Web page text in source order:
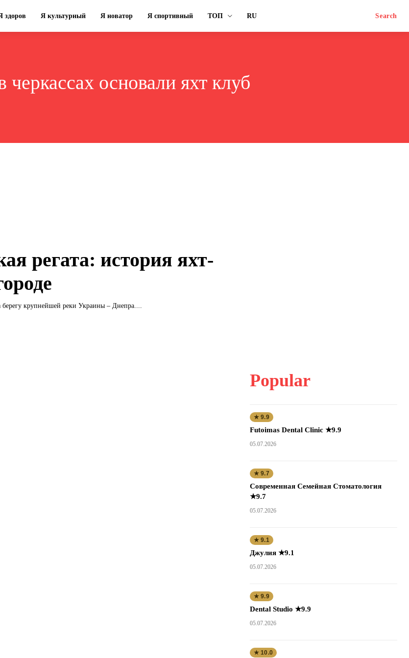
здоров Я культурный Я новатор Я спортивный ТОП RU Search
черкассах основали яхт клуб
регата: история яхт-
берегу крупнейшей реки Украины – Днепра....
Popular
★ 9.9
Futoimas Dental Clinic ★9.9
05.07.2026
★ 9.7
Современная Семейная Стоматология
★9.7
05.07.2026
★ 9.1
Джулия ★9.1
05.07.2026
★ 9.9
Dental Studio ★9.9
05.07.2026
★ 10.0